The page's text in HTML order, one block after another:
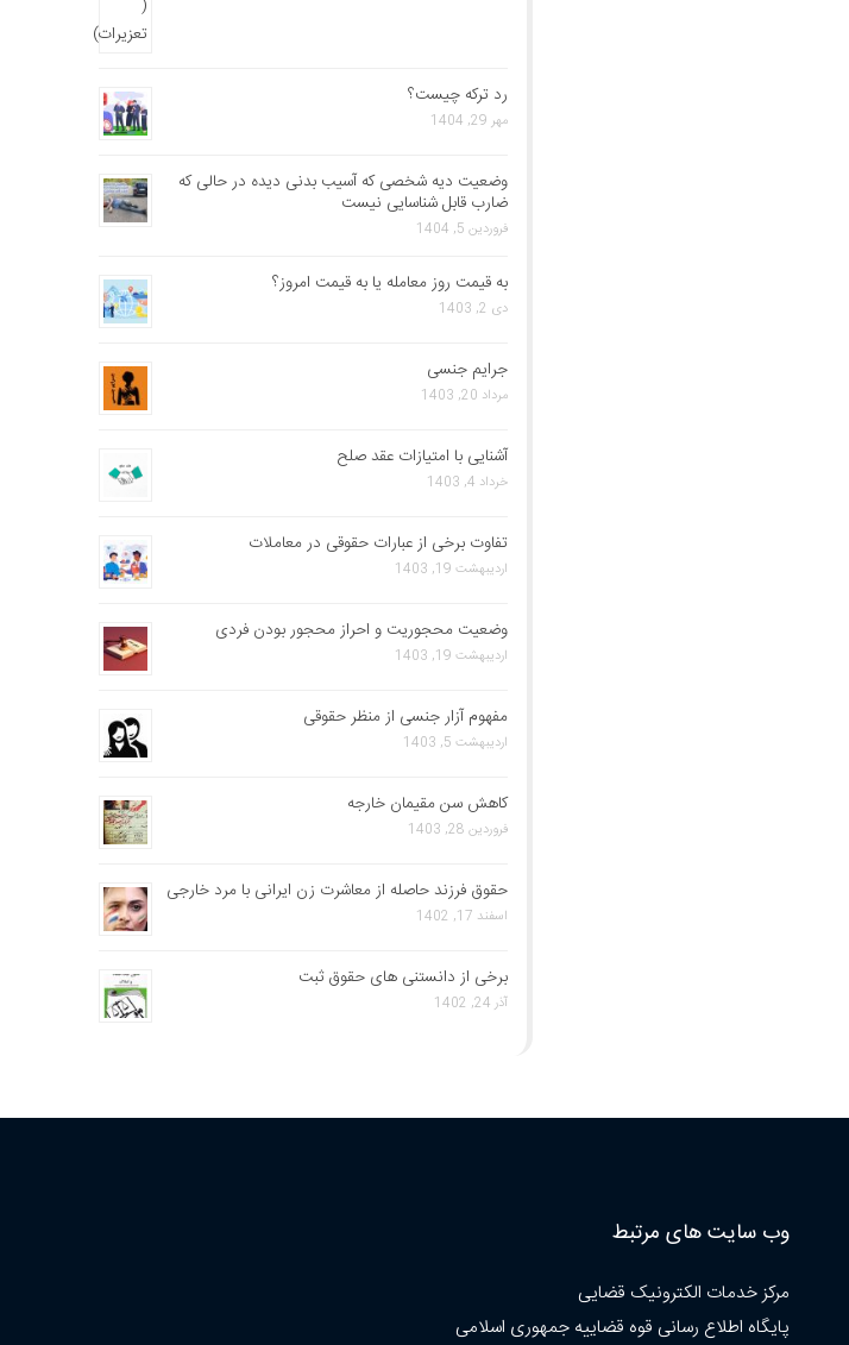
رد ترکه چیست؟
مهر 29, 1404
وضعیت دیه شخصی که آسیب بدنی دیده در حالی که
ضارب قابل شناسایی نیست
فروردین 5, 1404
به قیمت روز معامله یا به قیمت امروز؟
دی 2, 1403
جرایم جنسی
مرداد 20, 1403
آشنایی با امتیازات عقد صلح
خرداد 4, 1403
تفاوت برخی از عبارات حقوقی در معاملات
اردیبهشت 19, 1403
وضعیت محجوریت و احراز محجور بودن فردی
اردیبهشت 19, 1403
مفهوم آزار جنسی از منظر حقوقی
اردیبهشت 5, 1403
کاهش سن مقیمان خارجه
فروردین 28, 1403
حقوق فرزند حاصله از معاشرت زن ایرانی با مرد خارجی
اسفند 17, 1402
برخی از دانستنی های حقوق ثبت
آذر 24, 1402
وب سایت های مرتبط
مرکز خدمات الکترونیک قضایی
پایگاه اطلاع رسانی قوه قضاییه جمهوری اسلامی